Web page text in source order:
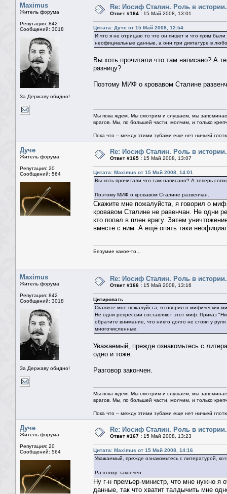
Maximus
Житель форума
Репутация: 842
Сообщений: 3018
За Державу обидно!
Re: Иосиф Сталин. Роль в истории.
Ответ #164 : 15 Май 2008, 13:01
Цитата: Дуче от 15 Май 2008, 12:54
И что я не отрицаю то что он пишет и что прям
неофициальные данные, а они при диктатуре в
Вы хоть прочитали что там написано? А
разницу?
Поэтому МИФ о кровавом Сталине
Мы пока ждем. Мы смотрим и слушаем, мы
врагов. Мы, по большей части, молчим, и только
Пока что – между этими зубами еще нет ничьей
Дуче
Житель форума
Репутация: 20
Сообщений: 564
Re: Иосиф Сталин. Роль в истории.
Ответ #165 : 15 Май 2008, 13:07
Цитата: Maximus от 15 Май 2008, 14:01
Вы хоть прочитали что там написано? А теперь
Поэтому МИФ о кровавом Сталине развенчан.
Скажите мне пожалуйста, я говорил о
кровавом Сталине не равенчан. Не одни
кто попал в плен врагу. Затем
вместе с ним. А ещё опять таки
Безумие какое-то...
Maximus
Житель форума
Репутация: 842
Сообщений: 3018
За Державу обидно!
Re: Иосиф Сталин. Роль в истории.
Ответ #166 : 15 Май 2008, 13:16
Цитировать
Скажите мне пожалуйста, я говорил о мифических
Не одни репрессии составляют этот миф. Приказ
обратите внимание, что никто долго не стоял у
многочисленные.
Уважаемый, прежде ознакомьтесь с
одно и тоже.
Разговор закончен.
Мы пока ждем. Мы смотрим и слушаем, мы
врагов. Мы, по большей части, молчим, и только
Пока что – между этими зубами еще нет ничьей
Дуче
Житель форума
Репутация: 20
Сообщений: 564
Re: Иосиф Сталин. Роль в истории.
Ответ #167 : 15 Май 2008, 13:23
Цитата: Maximus от 15 Май 2008, 14:16
Уважаемый, прежде ознакомьтесь с литературой,
Разговор закончен.
Ну г-н премьер-министр, что мне нужно я
данные, так что хватит талдычить мне